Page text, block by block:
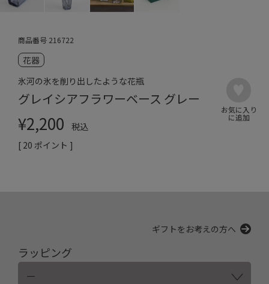
商品番号 216722
花器
氷河の氷を削り出したような花瓶
グレイシアフラワーベース グレー
¥2,200
税込
[ 20 ポイント ]
ギフトをお考えの方へ
ラッピング